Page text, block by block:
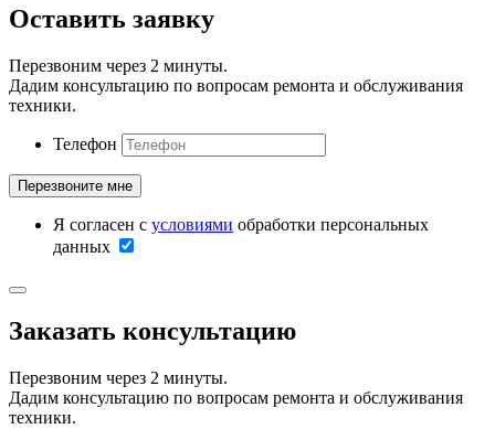
Оставить заявку
Перезвоним через 2 минуты.
Дадим консультацию по вопросам ремонта и обслуживания
техники.
Телефон
Я согласен с условиями обработки персональных
данных
Заказать консультацию
Перезвоним через 2 минуты.
Дадим консультацию по вопросам ремонта и обслуживания
техники.